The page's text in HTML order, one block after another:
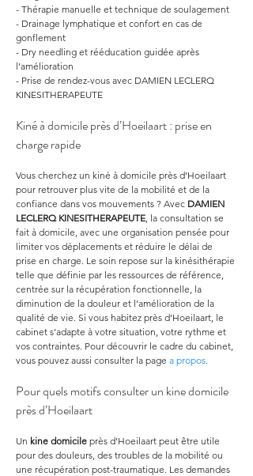
- Thérapie manuelle et technique de soulagement
- Drainage lymphatique et confort en cas de
gonflement
- Dry needling et rééducation guidée après
l’amélioration
- Prise de rendez-vous avec DAMIEN LECLERQ
KINESITHERAPEUTE
Kiné à domicile près d’Hoeilaart : prise en
charge rapide
Vous cherchez un kiné à domicile près d’Hoeilaart
pour retrouver plus vite de la mobilité et de la
confiance dans vos mouvements ? Avec DAMIEN
LECLERQ KINESITHERAPEUTE, la consultation se
fait à domicile, avec une organisation pensée pour
limiter vos déplacements et réduire le délai de
prise en charge. Le soin repose sur la kinésithérapie
telle que définie par les ressources de référence,
centrée sur la récupération fonctionnelle, la
diminution de la douleur et l’amélioration de la
qualité de vie. Si vous habitez près d’Hoeilaart, le
cabinet s’adapte à votre situation, votre rythme et
vos contraintes. Pour découvrir le cadre du cabinet,
vous pouvez aussi consulter la page a propos.
Pour quels motifs consulter un kine domicile
près d’Hoeilaart
Un kine domicile près d’Hoeilaart peut être utile
pour des douleurs, des troubles de la mobilité ou
une récupération post-traumatique. Les demandes